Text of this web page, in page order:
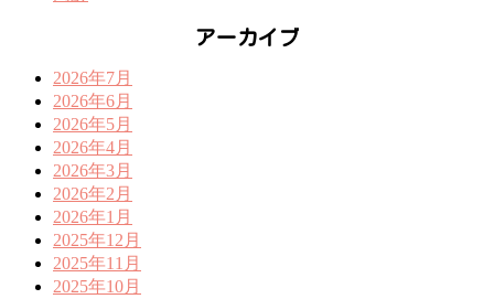
アーカイブ
2026年7月
2026年6月
2026年5月
2026年4月
2026年3月
2026年2月
2026年1月
2025年12月
2025年11月
2025年10月